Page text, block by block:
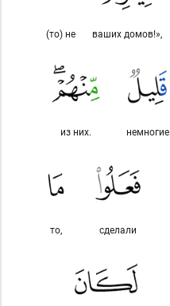
ваших домов!»,
(то) не
немногие
из них.
сделали
то,